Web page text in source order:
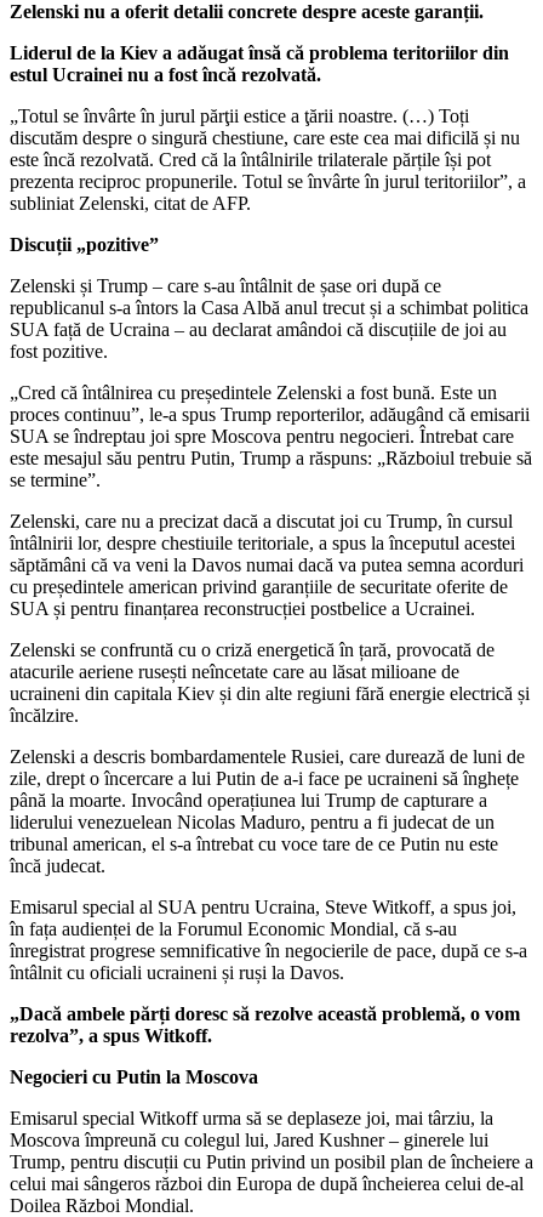
Zelenski nu a oferit detalii concrete despre aceste garanții.
Liderul de la Kiev a adăugat însă că problema teritoriilor din
estul Ucrainei nu a fost încă rezolvată.
„Totul se învârte în jurul părţii estice a ţării noastre. (…) Toți
discutăm despre o singură chestiune, care este cea mai dificilă și nu
este încă rezolvată. Cred că la întâlnirile trilaterale părțile își pot
prezenta reciproc propunerile. Totul se învârte în jurul teritoriilor”, a
subliniat Zelenski, citat de AFP.
Discuții „pozitive”
Zelenski și Trump – care s-au întâlnit de șase ori după ce
republicanul s-a întors la Casa Albă anul trecut și a schimbat politica
SUA față de Ucraina – au declarat amândoi că discuțiile de joi au
fost pozitive.
„Cred că întâlnirea cu președintele Zelenski a fost bună. Este un
proces continuu”, le-a spus Trump reporterilor, adăugând că emisarii
SUA se îndreptau joi spre Moscova pentru negocieri. Întrebat care
este mesajul său pentru Putin, Trump a răspuns: „Războiul trebuie să
se termine”.
Zelenski, care nu a precizat dacă a discutat joi cu Trump, în cursul
întâlnirii lor, despre chestiuile teritoriale, a spus la începutul acestei
săptămâni că va veni la Davos numai dacă va putea semna acorduri
cu președintele american privind garanțiile de securitate oferite de
SUA și pentru finanțarea reconstrucției postbelice a Ucrainei.
Zelenski se confruntă cu o criză energetică în țară, provocată de
atacurile aeriene rusești neîncetate care au lăsat milioane de
ucraineni din capitala Kiev și din alte regiuni fără energie electrică și
încălzire.
Zelenski a descris bombardamentele Rusiei, care durează de luni de
zile, drept o încercare a lui Putin de a-i face pe ucraineni să înghețe
până la moarte. Invocând operațiunea lui Trump de capturare a
liderului venezuelean Nicolas Maduro, pentru a fi judecat de un
tribunal american, el s-a întrebat cu voce tare de ce Putin nu este
încă judecat.
Emisarul special al SUA pentru Ucraina, Steve Witkoff, a spus joi,
în fața audienței de la Forumul Economic Mondial, că s-au
înregistrat progrese semnificative în negocierile de pace, după ce s-a
întâlnit cu oficiali ucraineni și ruși la Davos.
„Dacă ambele părți doresc să rezolve această problemă, o vom
rezolva”, a spus Witkoff.
Negocieri cu Putin la Moscova
Emisarul special Witkoff urma să se deplaseze joi, mai târziu, la
Moscova împreună cu colegul lui, Jared Kushner – ginerele lui
Trump, pentru discuții cu Putin privind un posibil plan de încheiere a
celui mai sângeros război din Europa de după încheierea celui de-al
Doilea Război Mondial.